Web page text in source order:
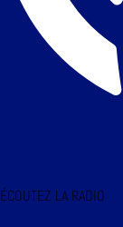
ÉCOUTEZ LA RADIO